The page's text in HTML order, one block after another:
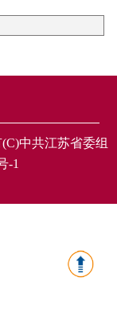
中共江苏省委组
-1